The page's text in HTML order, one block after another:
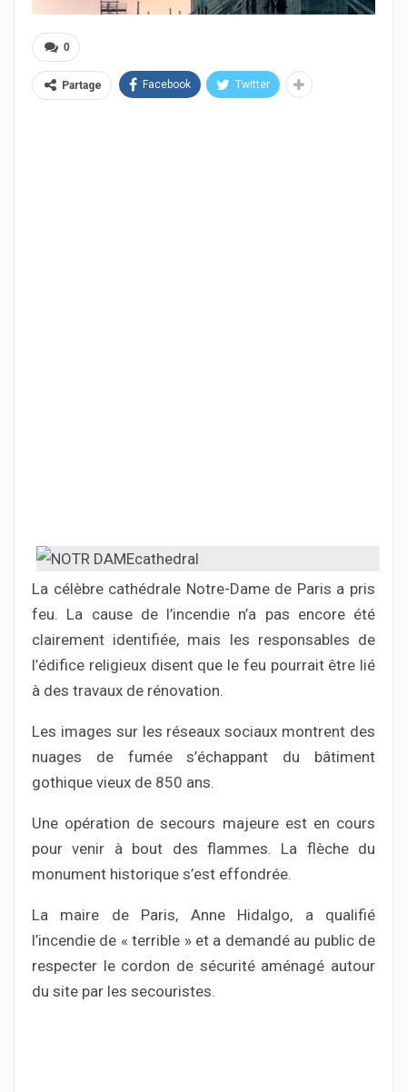
0
Partage Facebook Twitter
La célèbre cathédrale Notre-Dame de Paris a pris
feu. La cause de l’incendie n’a pas encore été
clairement identifiée, mais les responsables de
l’édifice religieux disent que le feu pourrait être lié
à des travaux de rénovation.
Les images sur les réseaux sociaux montrent des
nuages de fumée s’échappant du bâtiment
gothique vieux de 850 ans.
Une opération de secours majeure est en cours
pour venir à bout des flammes. La flèche du
monument historique s’est effondrée.
La maire de Paris, Anne Hidalgo, a qualifié
l’incendie de « terrible » et a demandé au public de
respecter le cordon de sécurité aménagé autour
du site par les secouristes.